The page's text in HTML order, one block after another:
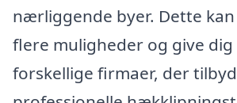
nærliggende byer. Dette
flere muligheder og give
forskellige firmaer, der